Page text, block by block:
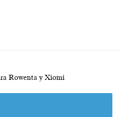
Rowenta y Xiomi